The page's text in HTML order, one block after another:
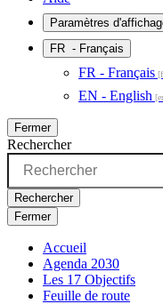
Paramètres
FR - Français
FR - Français
EN - English
Fermer
Rechercher
Rechercher
Fermer
Accueil
Agenda 2030
Les 17 Objectifs
Feuille de route